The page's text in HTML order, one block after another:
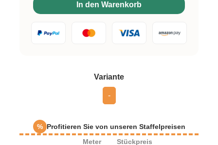
Varianteauswählen
-
% Profitieren Sie von unseren Staffelpreisen
Meter
Stückpreis
In den Warenkorb